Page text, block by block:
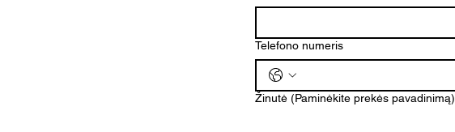
Telefono numeris
Žinutė (Paminėkite prekės pavadinimą)